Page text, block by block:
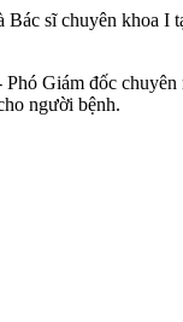
sĩ chuyên khoa I
Giám đốc
người bệnh.